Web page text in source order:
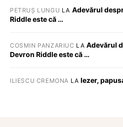
PETRUȘ LUNGU LA Adevărul
Riddle este că …
COSMIN PANZARIUC LA Adevărul
Devron Riddle este că …
ILIESCU CREMONA LA Iezer,